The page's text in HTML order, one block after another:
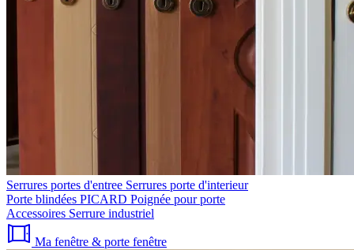
Serrures portes d'entree Serrures porte d'interieur
Porte blindées PICARD Poignée pour porte
Accessoires Serrure industriel
Ma fenêtre & porte fenêtre